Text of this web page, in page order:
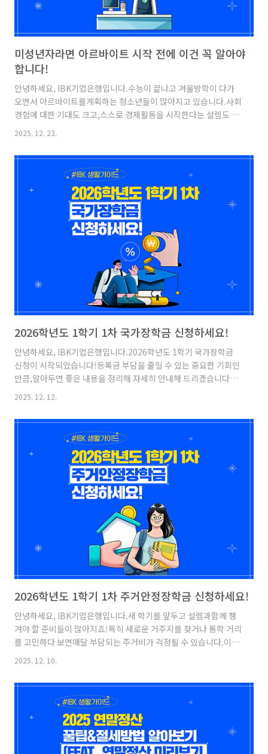
미성년자라면 아르바이트 시작 전에 이건 꼭 알아야
합니다!
안녕하세요, IBK기업은행입니다.수능이 끝나고 겨울방학이 다가
오면서 아르바이트를계획하는 청소년들이 많아지고 있습니다.사회
경험에 대한 기대도 크고,스스로 경제활동을 시작한다는 설렘도 클
텐데요!하지만 청소년의 아르바이트는 성인과 다른법적 기준과 여
를 시작하기 전반드시 알아야 할 정보들을 정리해 드리겠습니다! 미
성년자 아르바이트청소년 아르바이트 기준은「청소년보호법」상
청소년은 19세 미만의 자로19세에 도달하는 해의 1월 1일을 맞이
한 자는 제외됩니다. ※ 만 나이 통일법 시행 후에도 청소년 보호법
상의청소년 나이는 생일과 상관없이 태어난 연도가 기준※「근로
기준법」에 따라 15세 이상 청소년부터 근로 가능, 일부 예외내 나
이에 할 수 있는 아르..
2025. 12. 23.
2026학년도 1학기 1차 국가장학금 신청하세요!
안녕하세요, IBK기업은행입니다.2026학년도 1학기 국가장학금
신청이 시작되었습니다!등록금 부담을 줄일 수 있는 중요한 기회인
만큼,알아두면 좋은 내용을 정리해 자세히 안내해 드리겠습니다또
한 같은 기간에 함께 신청할 수 있는주거안정장학금과 국가근로장
2026학년도 1학기 1차 국가장학금 국가장학금이란? 누구나 능력
과 의지에 따라대학 교육을 받을 수 있도록 대학생 가구의소득과 연
계하여 지원하는 장학금입니다.올해부터 신청 가능한 2026학년도
1학기국가장학금을 통해 등록금 부담을 줄여보세요!Ⅰ유형 다자녀
장학금 지원 구간은아래와 같습니다![1~3구간]600만 원→ 다자녀
첫째·둘째 610만 원[4~6구간]440만 원→ 다자녀 첫째·둘째 505
2025. 12. 12.
2026학년도 1학기 1차 주거안정장학금 신청하세요!
안녕하세요, IBK기업은행입니다.새 학기를 앞두고 설렘과함께 챙
겨야 할 준비들이 많아지죠!특히 새로운 거주지를 찾거나 통학 거리
를 고민하다 보면매달 부담되는 주거비가 걱정될 수 있습니다.이러
학기 1차 주거안정장학금주거안정장학금이란?원거리 대학 진학으
로 인해주거 관련 비용 부담이 큰기초/차상위학생에게 주거 관련
비용을월 최대 20만 원 지원하는 장학금입니다.이어서 신청에 대한
자세한 기간과 내용을설명해 드리겠습니다! [신청방법]한국장학재
단 누리집 및 모바일앱에서학생 본인이 직접 신청[장학금 신청 기
간]2025.11.20(목) 9시 ~ 12.26(금) 18시[서류제출 및 가구원 동
2025. 12. 10.